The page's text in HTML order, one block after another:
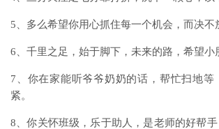
5、多么希望你用心抓住每一个机会，而决不
6、千里之足，始于脚下，未来的路，希望小
7、你在家能听爷爷奶奶的话，帮忙扫地等
紧。
8、你关怀班级，乐于助人，是老师的好帮